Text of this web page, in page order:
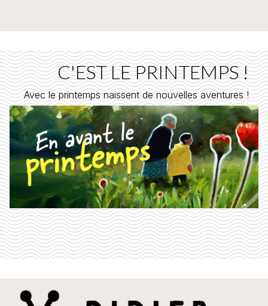
C'EST LE PRINTEMPS !
Avec le printemps naissent de nouvelles aventures !